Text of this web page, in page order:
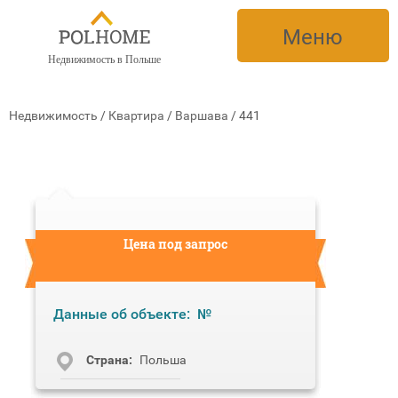
Недвижимость в Польше
Меню
Недвижимость / Квартира / Варшава /441
Цена под запрос
Данные об объекте: №
Cтрана: Польша